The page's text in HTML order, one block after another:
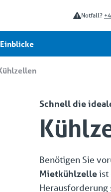
Notfall?
Einblicke
Kühlzellen
Schnell die
Benötigen Sie
Mietkühlzelleist
Herausforderung